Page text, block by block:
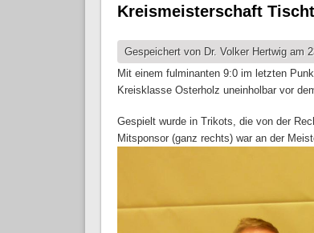
Kreismeisterschaft
Gespeichert von Dr. Volker Hertwigam
Mit einem fulminanten 9:0 im letzten
Kreisklasse Osterholz uneinholbar vor
Gespielt wurde in Trikots, die von der
Mitsponsor (ganz rechts) war an der